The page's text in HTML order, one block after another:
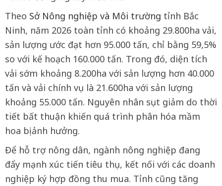
Theo Sở Nông nghiệp và Môi trường tỉnh Bắc
Ninh, năm 2026 toàn tỉnh có khoảng 29.800ha vải,
sản lượng ước đạt hơn 95.000 tấn, chỉ bằng 59,5%
so với kế hoạch 160.000 tấn. Trong đó, diện tích
vải sớm khoảng 8.200ha với sản lượng hơn 40.000
tấn và vải chính vụ là 21.600ha với sản lượng
khoảng 55.000 tấn. Nguyên nhân sụt giảm do thời
tiết bất thuận khiến quá trình phân hóa mầm
hoa bị ảnh hưởng.
Để hỗ trợ nông dân, ngành nông nghiệp đang
đẩy mạnh xúc tiến tiêu thụ, kết nối với các doanh
nghiệp ký hợp đồng thu mua. Tỉnh cũng tăng